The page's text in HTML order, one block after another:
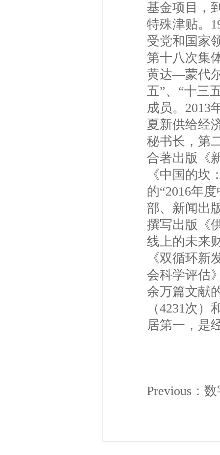
基金项目，
特殊津贴。
受党和国家
第十八次集
黄达—蒙代
五”、“十三
成员。2013
夏新供给经
秘书长，第
合著出版《
《中国的
的“2016年
部、新闻出
撰写出版《
线上的未来
《双循环新
会科学评估
余万篇文献
（4231次
居第一，是
Previous： 数